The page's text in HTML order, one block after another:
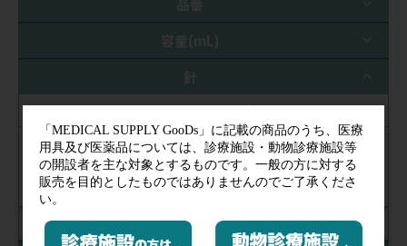
品番
容量(mL)
絞り込み解除
27G×1/2(13mm)
29G×1/2(13mm)
27G×5/8(16mm)
針